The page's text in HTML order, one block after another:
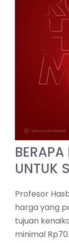
UNTUK
Profesor
harga yang
tujuan
minimal